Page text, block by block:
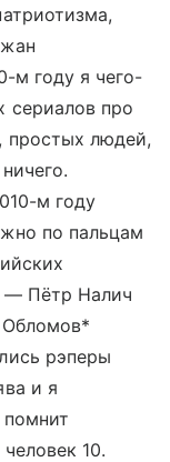
м году я чего-
сериалов про
простых людей,
м году
по пальцам
— Пётр Налич
Обломов*
рэперы
и я
10.